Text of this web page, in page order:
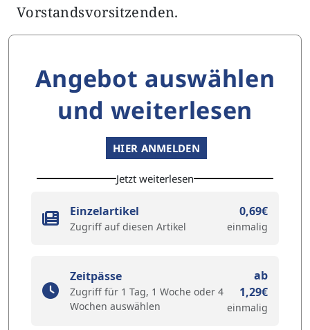
Vorstandsvorsitzenden.
Angebot auswählen
und weiterlesen
HIER ANMELDEN
Jetzt weiterlesen
Einzelartikel
Zugriff auf diesen Artikel
0,69€
einmalig
Zeitpässe
Zugriff für 1 Tag, 1 Woche oder 4
Wochen auswählen
ab
1,29€
einmalig